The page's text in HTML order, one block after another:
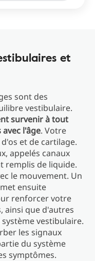
et
sont des
vestibulaire.
survenir à tout
l'âge. Votre
et de cartilage.
appelés canaux
remplis de liquide.
le mouvement. Un
ensuite
renforcer votre
ainsi que d'autres
vestibulaire.
les signaux
du système
symptômes.